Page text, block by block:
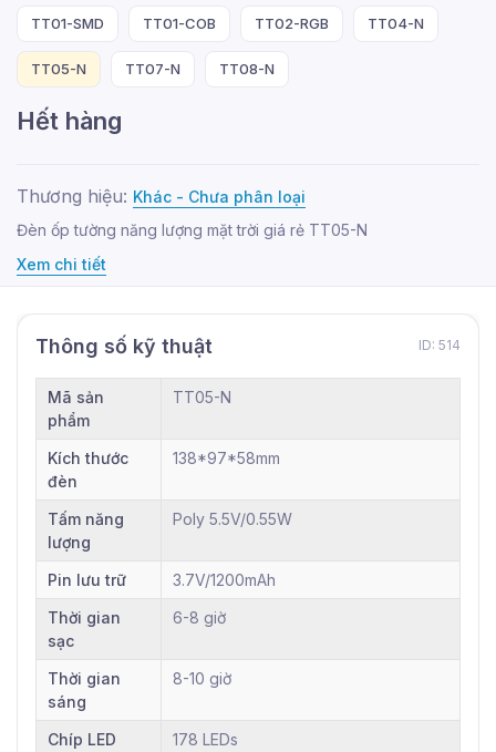
TT01-SMD TT01-COB TT02-RGB TT04-N
TT05-N TT07-N TT08-N
Hết hàng
Thương hiệu: Khác - Chưa phân loại
Đèn ốp tường năng lượng mặt trời giá rẻ TT05-N
Xem chi tiết
Thông số kỹ thuật ID: 514
Mã sản
phẩm
TT05-N
Kích thước
đèn
138*97*58mm
Tấm năng
lượng
Poly 5.5V/0.55W
Pin lưu trữ
3.7V/1200mAh
Thời gian
sạc
6-8 giờ
Thời gian
sáng
8-10 giờ
Chíp LED
178 LEDs